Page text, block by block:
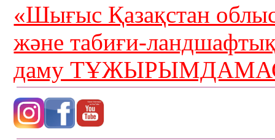
«Шығыс Қазақстан
және табиғи-
даму